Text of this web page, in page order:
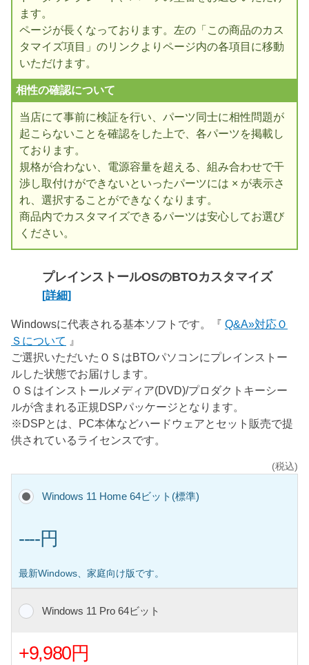
ます。
ページが長くなっております。左の「この商品のカス
タマイズ項目」のリンクよりページ内の各項目に移動
いただけます。
相性の確認について
当店にて事前に検証を行い、パーツ同士に相性問題が
起こらないことを確認をした上で、各パーツを掲載し
ております。
規格が合わない、電源容量を超える、組み合わせで干
渉し取付けができないといったパーツには × が表示さ
れ、選択することができなくなります。
商品内でカスタマイズできるパーツは安心してお選び
ください。
プレインストールOSのBTOカスタマイズ
[詳細]
Windowsに代表される基本ソフトです。『 Q&A»対応Ｏ
Ｓについて 』
ご選択いただいたＯＳはBTOパソコンにプレインストー
ルした状態でお届けします。
ＯＳはインストールメディア(DVD)/プロダクトキーシー
ルが含まれる正規DSPパッケージとなります。
※DSPとは、PC本体などハードウェアとセット販売で提
供されているライセンスです。
(税込)
Windows 11 Home 64ビット(標準)
----円
最新Windows、家庭向け版です。
Windows 11 Pro 64ビット
+9,980円